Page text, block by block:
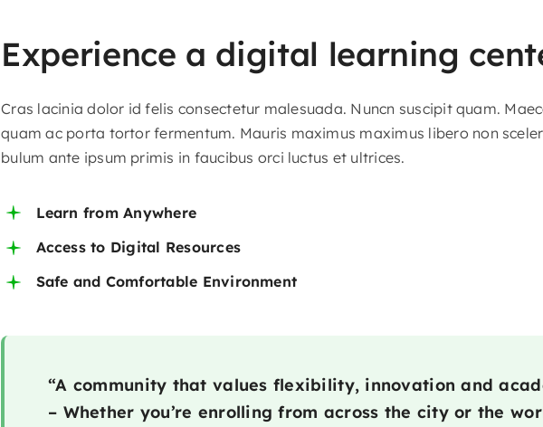
Experience a digital learning
Cras lacinia dolor id felis consectetur malesuada. Nuncn suscipit quam.
quam ac porta tortor fermentum. Mauris maximus maximus libero non
bulum ante ipsum primis in faucibus orci luctus et ultrices.
Learn from Anywhere
Access to Digital Resources
Safe and Comfortable Environment
“A community that values flexibility, innovation and
– Whether you’re enrolling from across the city or the